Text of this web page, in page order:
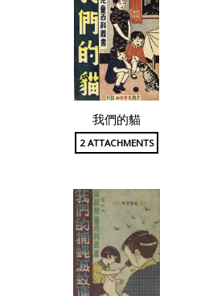
我們的貓
2 ATTACHMENTS